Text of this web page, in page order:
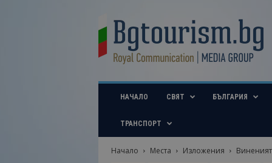
u
i
b
НАЧАЛО СВЯТ БЪЛГАРИЯ
ТРАНСПОРТ
Начало Места Изложения